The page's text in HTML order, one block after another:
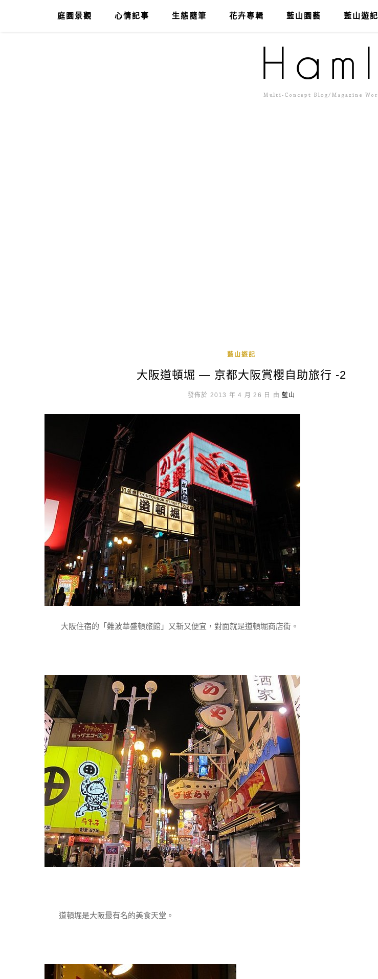
庭園景觀 心情記事 生態隨筆 花卉專輯 藍山園藝 藍山遊記
藍山遊記
大阪道頓堀 — 京都大阪賞櫻自助旅行 -2
發佈於 2013 年 4 月 26 日 由 藍山
大阪住宿的「難波華盛頓旅館」又新又便宜，對面就是道頓堀商店街。
道頓堀是大阪最有名的美食天堂。